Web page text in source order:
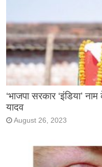
‘भाजपा सरकार ‘इंडिया’
यादव
August 26, 2023